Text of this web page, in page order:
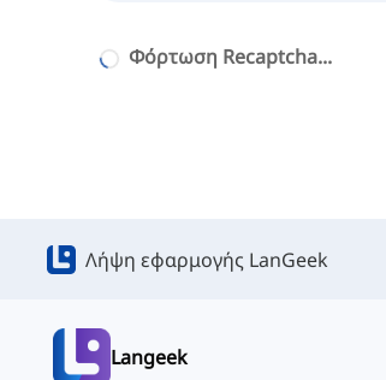
Φόρτωση Recaptcha...
Λήψη εφαρμογής LanGeek
Langeek